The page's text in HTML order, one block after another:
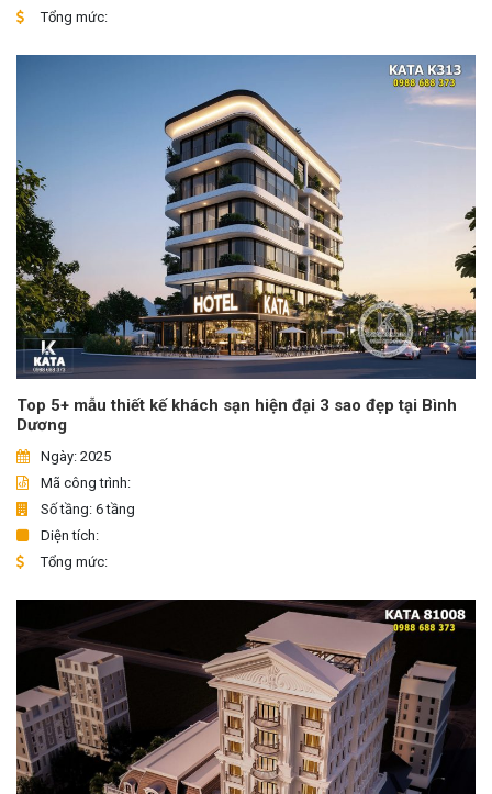
Tổng mức:
Top 5+ mẫu thiết kế khách sạn hiện đại 3 sao đẹp tại Bình
Dương
Ngày: 2025
Mã công trình:
Số tầng: 6 tầng
Diện tích:
Tổng mức: